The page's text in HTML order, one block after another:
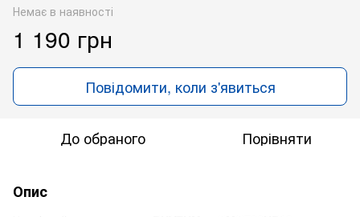
Немає в наявності
1 190 грн
Повідомити, коли з'явиться
До обраного Порівняти
Опис